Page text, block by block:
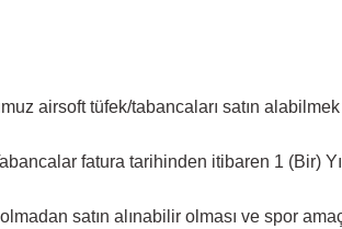
airsoft tüfek/tabancaları satın
Tabancalar fatura tarihinden itibaren 1 (Bir)
satın alınabilir olması ve spor